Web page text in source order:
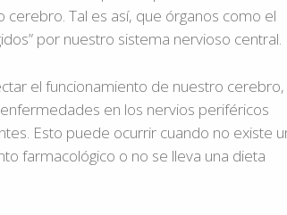
Tal es así, que órganos como el
por nuestro sistema nervioso central.
el funcionamiento de nuestro cerebro,
en los nervios periféricos
Esto puede ocurrir cuando no existe
farmacológico o no se lleva una dieta